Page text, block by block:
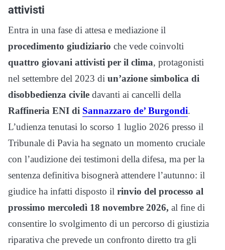
attivisti
Entra in una fase di attesa e mediazione il
procedimento giudiziario che vede coinvolti
quattro giovani attivisti per il clima, protagonisti
nel settembre del 2023 di un’azione simbolica di
disobbedienza civile davanti ai cancelli della
Raffineria ENI di Sannazzaro de’ Burgondi.
L’udienza tenutasi lo scorso 1 luglio 2026 presso il
Tribunale di Pavia ha segnato un momento cruciale
con l’audizione dei testimoni della difesa, ma per la
sentenza definitiva bisognerà attendere l’autunno: il
giudice ha infatti disposto il rinvio del processo al
prossimo mercoledì 18 novembre 2026, al fine di
consentire lo svolgimento di un percorso di giustizia
riparativa che prevede un confronto diretto tra gli